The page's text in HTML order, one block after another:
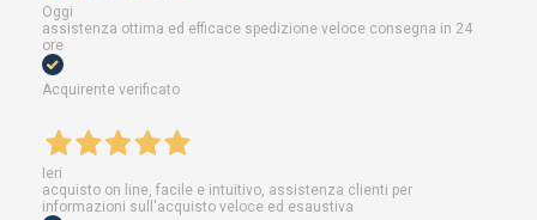
Oggi
assistenza ottima ed efficace spedizione veloce consegna in 24
ore
Acquirente verificato
Ieri
acquisto on line, facile e intuitivo, assistenza clienti per
informazioni sull'acquisto veloce ed esaustiva